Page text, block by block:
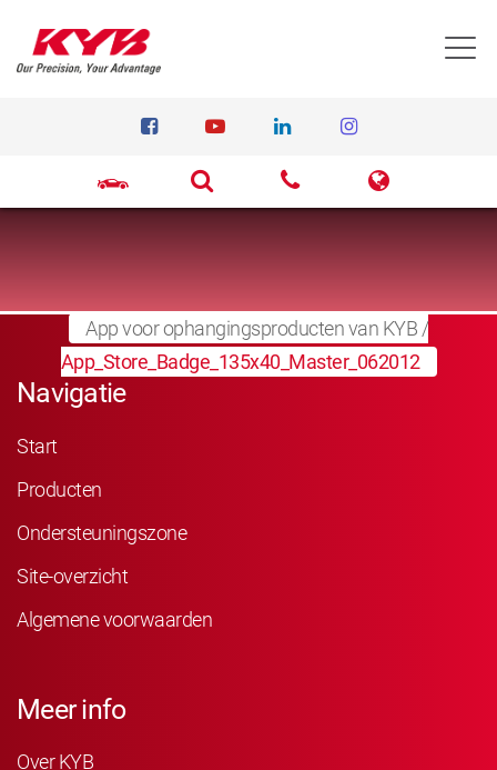
App voor ophangingsproducten van KYB /
App_Store_Badge_135x40_Master_062012
Navigatie
Start
Producten
Ondersteuningszone
Site-overzicht
Algemene voorwaarden
Meer info
Over KYB